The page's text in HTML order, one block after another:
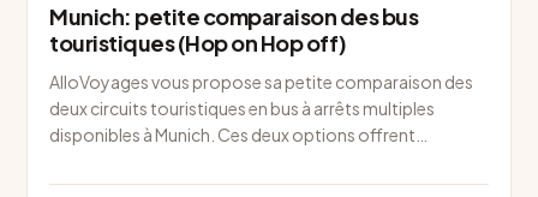
Munich: petite comparaison des bus
touristiques (Hop on Hop off)
AlloVoyages vous propose sa petite comparaison des
deux circuits touristiques en bus à arrêts multiples
disponibles à Munich. Ces deux options offrent…